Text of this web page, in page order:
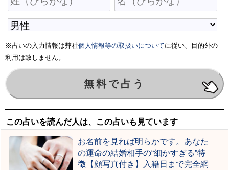
※占いの入力情報は弊社個人情報等の取扱いについてに従い、目的外の
利用は致しません。
この占いを読んだ人は、この占いも見ています
お名前を見れば明らかです。あなた
の運命の結婚相手の“細かすぎる”特
徴【顔写真付き】入籍日まで完全網